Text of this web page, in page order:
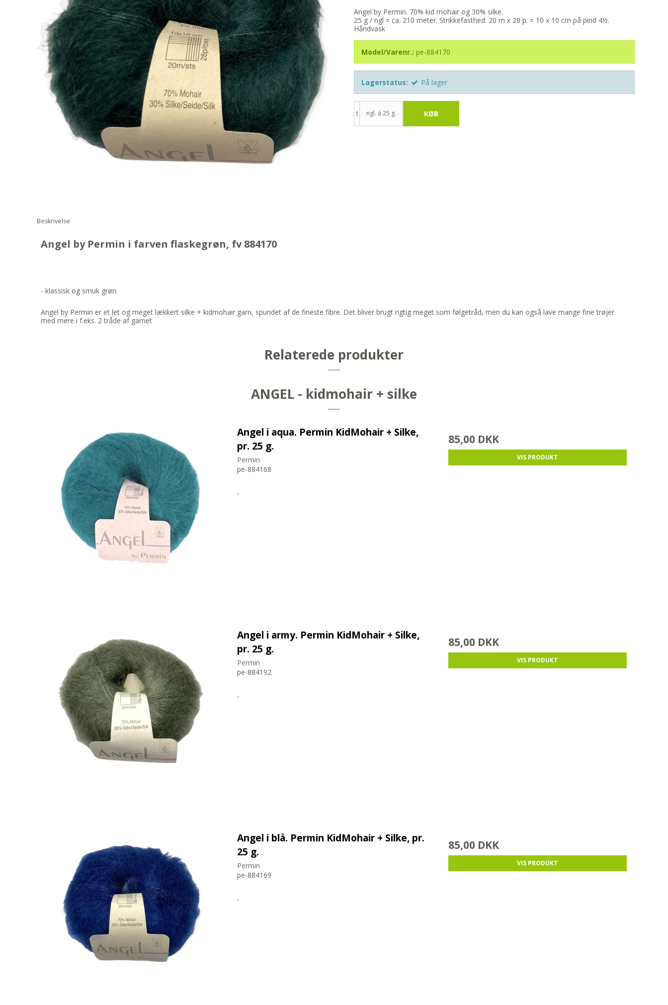
Angel by Permin. 70% kid mohair og 30% silke.
25 g / ngl = ca. 210 meter. Strikkefasthed: 20 m x 28 p. = 10 x 10 cm på pind 4½.
Håndvask
Model/Varenr.: pe-884170
Lagerstatus: På lager
ngl. á 25 g. KØB
Beskrivelse
Angel by Permin i farven flaskegrøn, fv 884170
- klassisk og smuk grøn.
Angel by Permin er et let og meget lækkert silke + kidmohair garn, spundet af de fineste fibre. Det bliver brugt rigtig meget som følgetråd, men du kan også lave mange fine trøjer
med mere i f.eks. 2 tråde af garnet
Relaterede produkter
ANGEL - kidmohair + silke
Angel i aqua. Permin KidMohair + Silke,
pr. 25 g.
Permin
pe-884168
-
85,00 DKK
VIS PRODUKT
Angel i army. Permin KidMohair + Silke,
pr. 25 g.
Permin
pe-884192
-
85,00 DKK
VIS PRODUKT
Angel i blå. Permin KidMohair + Silke, pr.
25 g.
Permin
pe-884169
-
85,00 DKK
VIS PRODUKT